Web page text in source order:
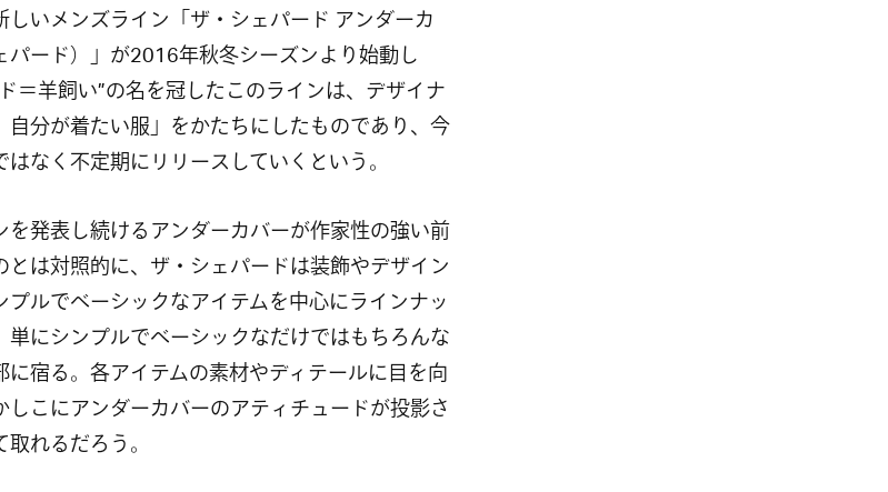
いメンズライン「ザ・シェパード アンダーカ
ード）」が2016年秋冬シーズンより始動し
＝羊飼い”の名を冠したこのラインは、デザイナ
分が着たい服」をかたちにしたものであり、今
なく不定期にリリースしていくという。
発表し続けるアンダーカバーが作家性の強い前
は対照的に、ザ・シェパードは装飾やデザイン
ルでベーシックなアイテムを中心にラインナッ
にシンプルでベーシックなだけではもちろんな
宿る。各アイテムの素材やディテールに目を向
こにアンダーカバーのアティチュードが投影さ
れるだろう。